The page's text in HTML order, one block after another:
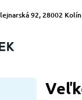
92, 28002